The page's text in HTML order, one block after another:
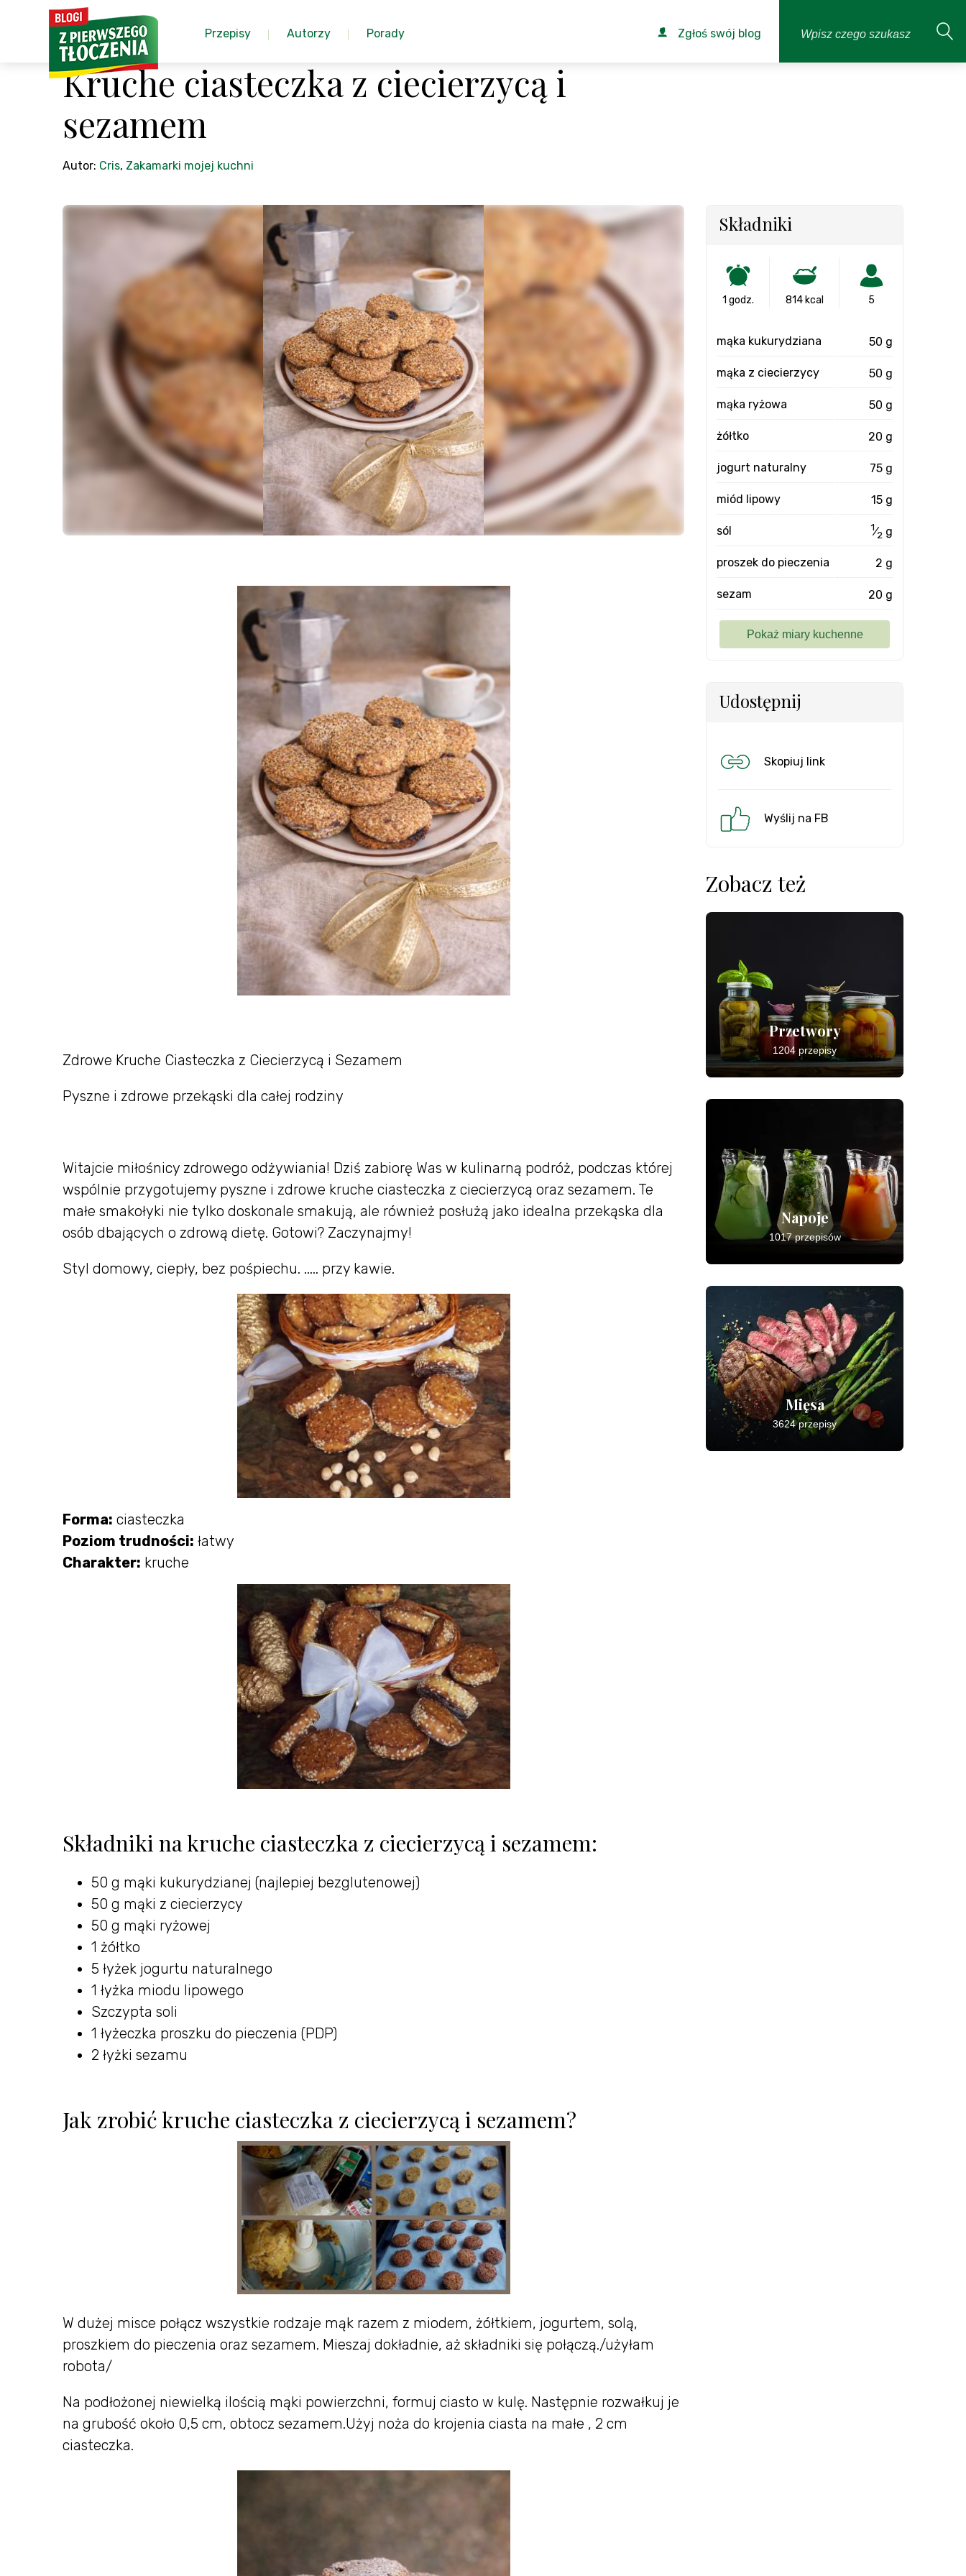
Przepisy Autorzy Porady Zgłoś swój blog
Kruche ciasteczka z ciecierzycą i
sezamem
Autor: Cris, Zakamarki mojej kuchni
Zdrowe Kruche Ciasteczka z Ciecierzycą i Sezamem
Pyszne i zdrowe przekąski dla całej rodziny
Witajcie miłośnicy zdrowego odżywiania! Dziś zabiorę Was w kulinarną podróż, podczas której
wspólnie przygotujemy pyszne i zdrowe kruche ciasteczka z ciecierzycą oraz sezamem. Te
małe smakołyki nie tylko doskonale smakują, ale również posłużą jako idealna przekąska dla
osób dbających o zdrową dietę. Gotowi? Zaczynajmy!
Styl domowy, ciepły, bez pośpiechu. ..... przy kawie.
Forma: ciasteczka
Poziom trudności: łatwy
Charakter: kruche
Składniki na kruche ciasteczka z ciecierzycą i sezamem:
50 g mąki kukurydzianej (najlepiej bezglutenowej)
50 g mąki z ciecierzycy
50 g mąki ryżowej
1 żółtko
5 łyżek jogurtu naturalnego
1 łyżka miodu lipowego
Szczypta soli
1 łyżeczka proszku do pieczenia (PDP)
2 łyżki sezamu
Jak zrobić kruche ciasteczka z ciecierzycą i sezamem?
W dużej misce połącz wszystkie rodzaje mąk razem z miodem, żółtkiem, jogurtem, solą,
proszkiem do pieczenia oraz sezamem. Mieszaj dokładnie, aż składniki się połączą./użyłam
robota/
Na podłożonej niewielką ilością mąki powierzchni, formuj ciasto w kulę. Następnie rozwałkuj je
na grubość około 0,5 cm, obtocz sezamem.Użyj noża do krojenia ciasta na małe , 2 cm
ciasteczka.
Składniki
1 godz. 814 kcal 5
mąka kukurydziana 50 g
mąka z ciecierzycy 50 g
mąka ryżowa 50 g
żółtko 20 g
jogurt naturalny 75 g
miód lipowy 15 g
sól 1⁄2 g
proszek do pieczenia 2 g
sezam 20 g
Udostępnij
Skopiuj link
Wyślij na FB
Zobacz też
Przetwory
1204 przepisy
Napoje
1017 przepisów
Mięsa
3624 przepisy